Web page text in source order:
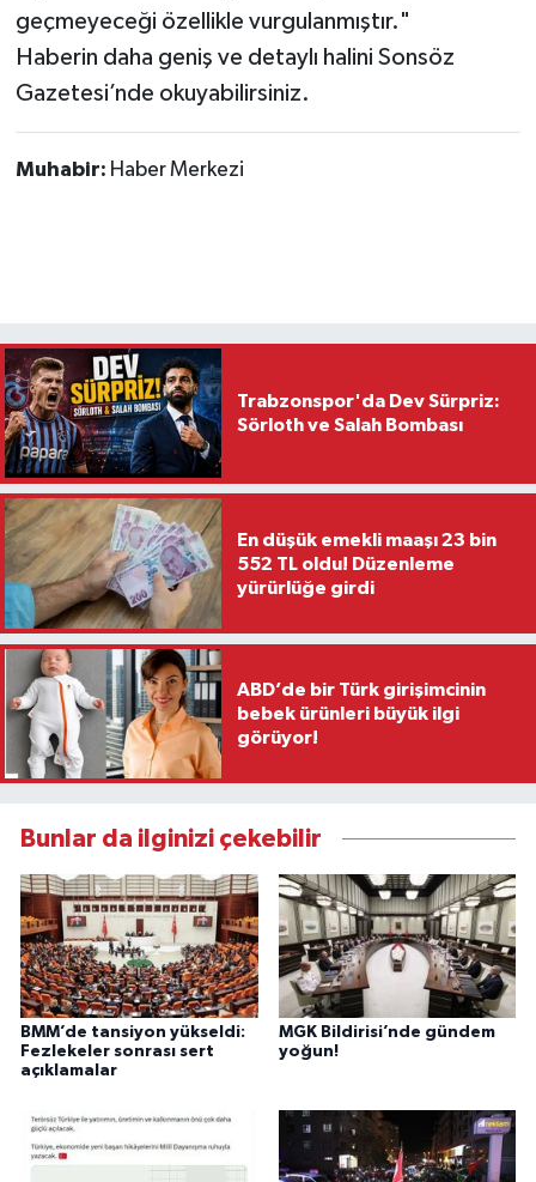
geçmeyeceği özellikle vurgulanmıştır."
Haberin daha geniş ve detaylı halini Sonsöz
Gazetesi’nde okuyabilirsiniz.
Muhabir: Haber Merkezi
Trabzonspor'da Dev Sürpriz:
Sörloth ve Salah Bombası
En düşük emekli maaşı 23 bin
552 TL oldu! Düzenleme
yürürlüğe girdi
ABD’de bir Türk girişimcinin
bebek ürünleri büyük ilgi
görüyor!
Bunlar da ilginizi çekebilir
BMM’de tansiyon yükseldi:
Fezlekeler sonrası sert
açıklamalar
MGK Bildirisi’nde gündem
yoğun!